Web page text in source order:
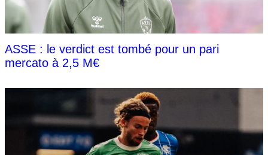
ASSE : le verdict est tombé pour un pari
mercato à 2,5 M€